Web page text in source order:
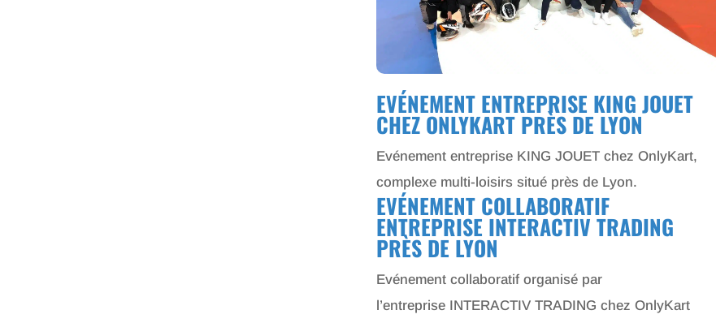
EVÉNEMENT ENTREPRISE KING JOUET
CHEZ ONLYKART PRÈS DE LYON
Evénement entreprise KING JOUET chez OnlyKart,
complexe multi-loisirs situé près de Lyon.
EVÉNEMENT COLLABORATIF
ENTREPRISE INTERACTIV TRADING
PRÈS DE LYON
Evénement collaboratif organisé par
l’entreprise INTERACTIV TRADING chez OnlyKart